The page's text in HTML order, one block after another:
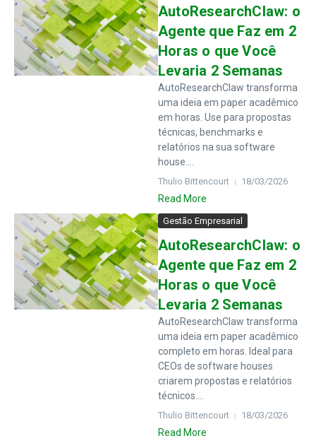
AutoResearchClaw: o
Agente que Faz em 2
Horas o que Você
Levaria 2 Semanas
AutoResearchClaw transforma
uma ideia em paper acadêmico
em horas. Use para propostas
técnicas, benchmarks e
relatórios na sua software
house....
Thulio Bittencourt 18/03/2026
Read More
Gestão Empresarial
AutoResearchClaw: o
Agente que Faz em 2
Horas o que Você
Levaria 2 Semanas
AutoResearchClaw transforma
uma ideia em paper acadêmico
completo em horas. Ideal para
CEOs de software houses
criarem propostas e relatórios
técnicos....
Thulio Bittencourt 18/03/2026
Read More